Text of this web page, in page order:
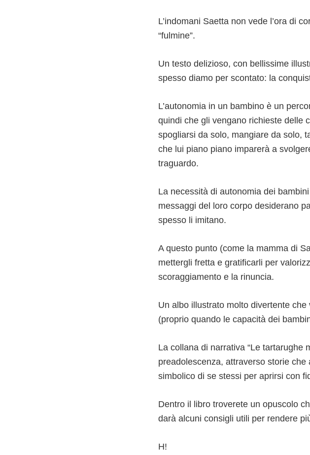
L’indomani Saetta non vede l’ora di
“fulmine”.
Un testo delizioso, con bellissime
spesso diamo per scontato: la
L’autonomia in un bambino è un
quindi che gli vengano richieste delle
spogliarsi da solo, mangiare da solo,
che lui piano piano imparerà a
traguardo.
La necessità di autonomia dei
messaggi del loro corpo desiderano
spesso li imitano.
A questo punto (come la mamma di
mettergli fretta e gratificarli per
scoraggiamento e la rinuncia.
Un albo illustrato molto divertente
(proprio quando le capacità dei
La collana di narrativa “Le tartarughe
preadolescenza, attraverso storie
simbolico di se stessi per aprirsi con
Dentro il libro troverete un opuscolo
darà alcuni consigli utili per rendere
H!